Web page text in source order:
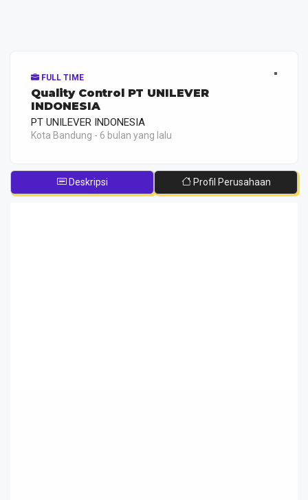
FULL TIME
Quality Control PT UNILEVER
INDONESIA
PT UNILEVER INDONESIA
Kota Bandung - 6 bulan yang lalu
Deskripsi Profil Perusahaan